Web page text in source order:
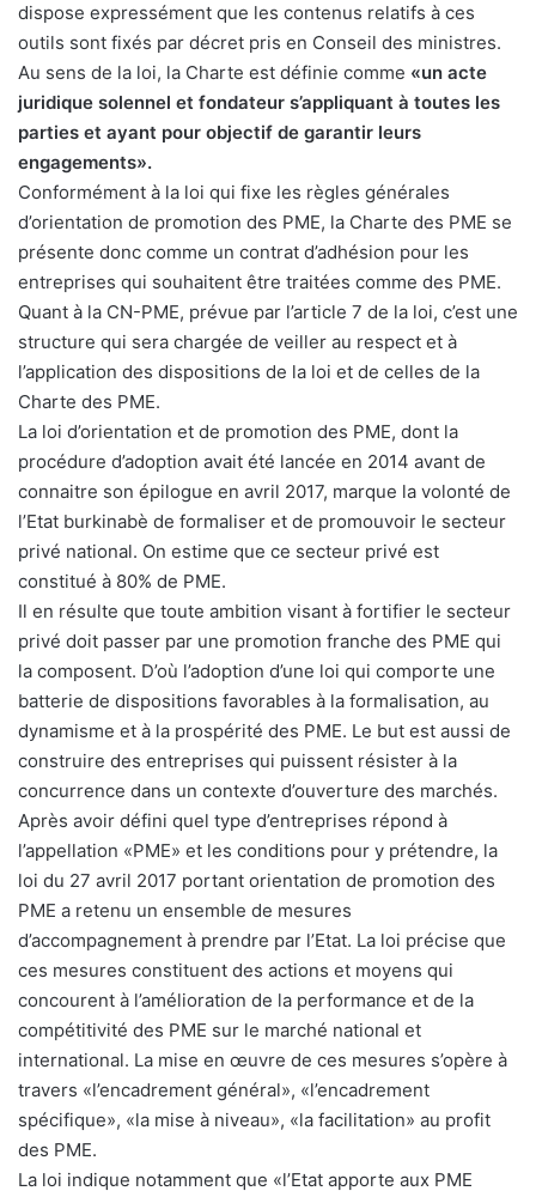
dispose expressément que les contenus relatifs à ces
outils sont fixés par décret pris en Conseil des ministres.
Au sens de la loi, la Charte est définie comme «un acte
juridique solennel et fondateur s’appliquant à toutes les
parties et ayant pour objectif de garantir leurs
engagements».
Conformément à la loi qui fixe les règles générales
d’orientation de promotion des PME, la Charte des PME se
présente donc comme un contrat d’adhésion pour les
entreprises qui souhaitent être traitées comme des PME.
Quant à la CN-PME, prévue par l’article 7 de la loi, c’est une
structure qui sera chargée de veiller au respect et à
l’application des dispositions de la loi et de celles de la
Charte des PME.
La loi d’orientation et de promotion des PME, dont la
procédure d’adoption avait été lancée en 2014 avant de
connaitre son épilogue en avril 2017, marque la volonté de
l’Etat burkinabè de formaliser et de promouvoir le secteur
privé national. On estime que ce secteur privé est
constitué à 80% de PME.
Il en résulte que toute ambition visant à fortifier le secteur
privé doit passer par une promotion franche des PME qui
la composent. D’où l’adoption d’une loi qui comporte une
batterie de dispositions favorables à la formalisation, au
dynamisme et à la prospérité des PME. Le but est aussi de
construire des entreprises qui puissent résister à la
concurrence dans un contexte d’ouverture des marchés.
Après avoir défini quel type d’entreprises répond à
l’appellation «PME» et les conditions pour y prétendre, la
loi du 27 avril 2017 portant orientation de promotion des
PME a retenu un ensemble de mesures
d’accompagnement à prendre par l’Etat. La loi précise que
ces mesures constituent des actions et moyens qui
concourent à l’amélioration de la performance et de la
compétitivité des PME sur le marché national et
international. La mise en œuvre de ces mesures s’opère à
travers «l’encadrement général», «l’encadrement
spécifique», «la mise à niveau», «la facilitation» au profit
des PME.
La loi indique notamment que «l’Etat apporte aux PME